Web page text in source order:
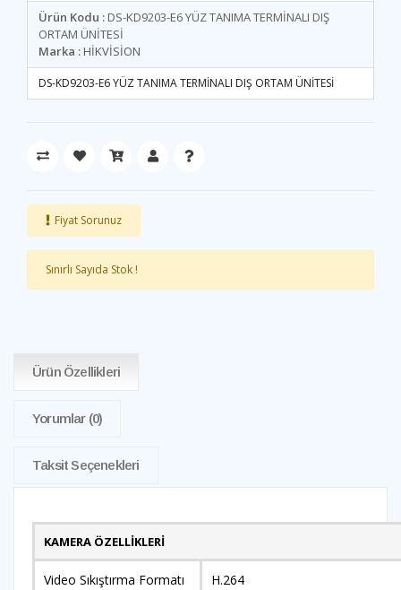
Ürün Kodu : DS-KD9203-E6 YÜZ TANIMA TERMİNALI DIŞ
ORTAM ÜNİTESİ
Marka :HİKVİSİON
DS-KD9203-E6 YÜZ TANIMA TERMİNALI DIŞ ORTAM ÜNİTESİ
Fiyat Sorunuz
Sınırlı Sayıda Stok !
Ürün Özellikleri
Yorumlar (0)
Taksit Seçenekleri
KAMERA ÖZELLİKLERİ
Video Sıkıştırma Formatı H.264